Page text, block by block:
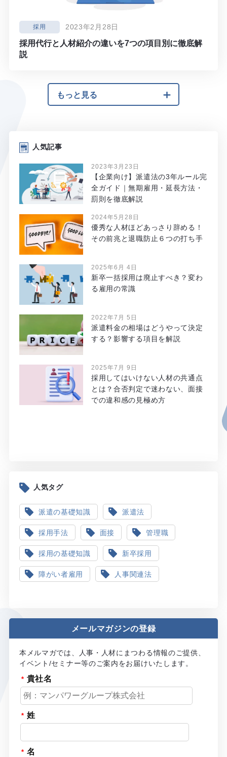
人気記事
2023年3月23日
【企業向け】派遣法の3年ルール完
全ガイド｜無期雇用・延長方法・
罰則を徹底解説
2024年5月28日
優秀な人材ほどあっさり辞める！
その前兆と退職防止６つの打ち手
2025年6月 4日
新卒一括採用は廃止すべき？変わ
る雇用の常識
2022年7月 5日
派遣料金の相場はどうやって決定
する？影響する項目を解説
2025年7月 9日
採用してはいけない人材の共通点
とは？合否判定で迷わない、面接
での違和感の見極め方
人気タグ
派遣の基礎知識 派遣法
採用手法 面接 管理職
採用の基礎知識 新卒採用
障がい者雇用 人事関連法
メールマガジンの登録
本メルマガでは、人事・人材にまつわる情報のご提供、
イベント/セミナー等のご案内をお届けいたします。
貴社名
姓
名
採用 2023年2月28日
採用代行と人材紹介の違いを7つの項目別に徹底解
説
もっと見る